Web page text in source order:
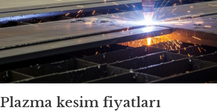
Plazma kesim fiyatları